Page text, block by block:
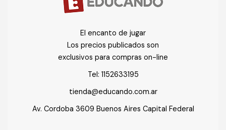
El encanto de jugar
Los precios publicados son
exclusivos para compras on-line
Tel: 1152633195
tienda@educando.com.ar
Av. Cordoba 3609 Buenos Aires Capital Federal